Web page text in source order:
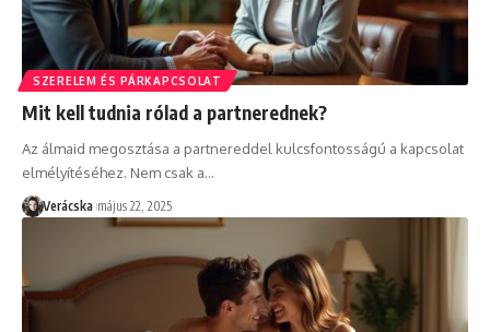
SZERELEM ÉS PÁRKAPCSOLAT
Mit kell tudnia rólad a partnerednek?
Az álmaid megosztása a partnereddel kulcsfontosságú a kapcsolat
elmélyítéséhez. Nem csak a…
Verácska május 22, 2025